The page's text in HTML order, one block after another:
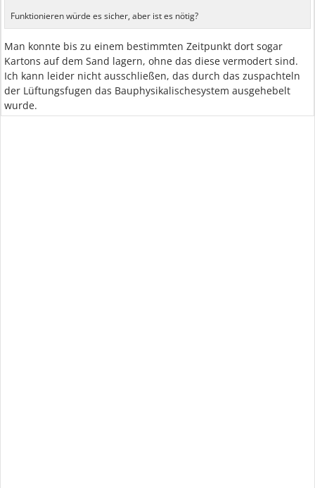
Funktionieren würde es sicher, aber ist es nötig?
Man konnte bis zu einem bestimmten Zeitpunkt dort sogar
Kartons auf dem Sand lagern, ohne das diese vermodert sind.
Ich kann leider nicht ausschließen, das durch das zuspachteln
der Lüftungsfugen das Bauphysikalischesystem ausgehebelt
wurde.